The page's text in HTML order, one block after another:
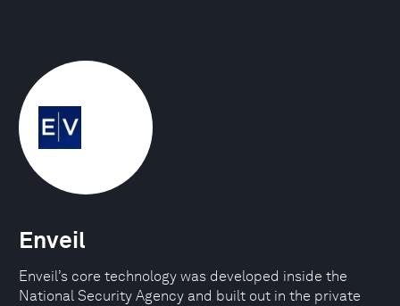
Enveil
Enveil’s core technology was developed inside the
National Security Agency and built out in the private